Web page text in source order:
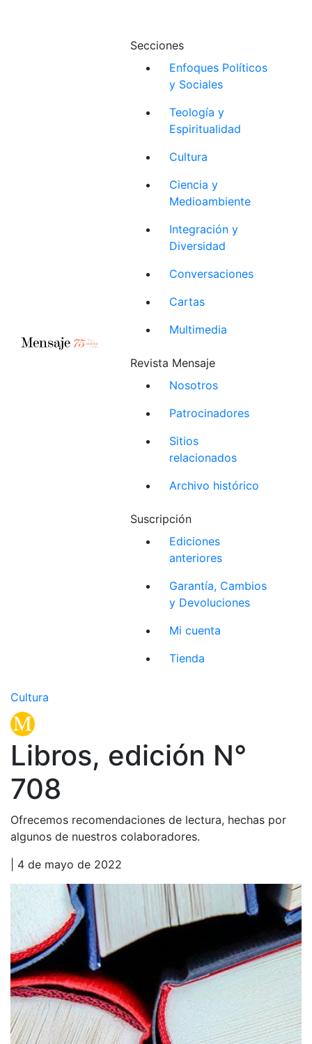
Secciones
Enfoques Políticos
y Sociales
Teología y
Espiritualidad
Cultura
Ciencia y
Medioambiente
Integración y
Diversidad
Conversaciones
Cartas
Multimedia
Revista Mensaje
Nosotros
Patrocinadores
Sitios
relacionados
Archivo histórico
Suscripción
Ediciones
anteriores
Garantía, Cambios
y Devoluciones
Mi cuenta
Tienda
Cultura
Libros, edición N°
708
Ofrecemos recomendaciones de lectura, hechas por
algunos de nuestros colaboradores.
| 4 de mayo de 2022